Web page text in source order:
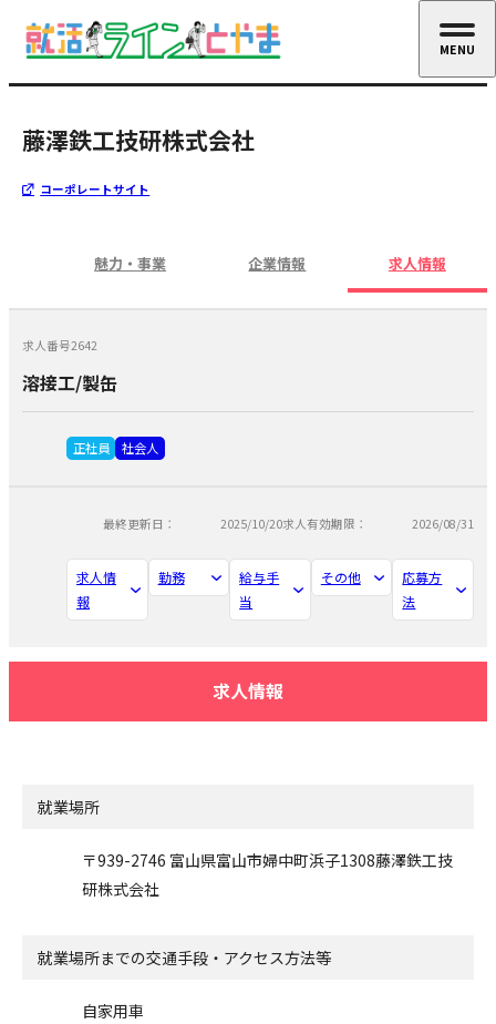
藤澤鉄工技研株式会社
コーポレートサイト
魅力・事業 企業情報 求人情報
求人番号2642
溶接工/製缶
正社員 社会人
最終更新日： 2025/10/20求人有効期限： 2026/08/31
求人情
報
勤務
給与手
当
その他
応募方
法
求人情報
就業場所
〒939-2746 富山県富山市婦中町浜子1308藤澤鉄工技
研株式会社
就業場所までの交通手段・アクセス方法等
自家用車
MENU